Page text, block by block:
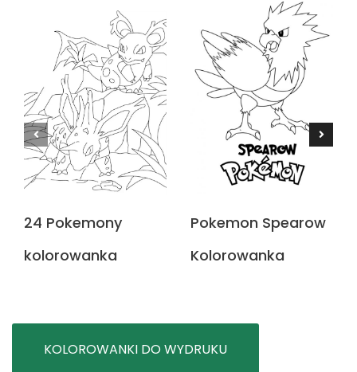
24 Pokemony
kolorowanka
Pokemon Spearow
Kolorowanka
KOLOROWANKI DO WYDRUKU